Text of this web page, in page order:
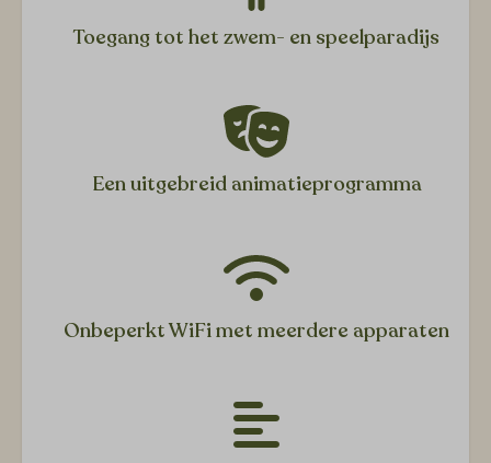
Toegang tot het zwem- en speelparadijs
Een uitgebreid animatieprogramma
Onbeperkt WiFi met meerdere apparaten